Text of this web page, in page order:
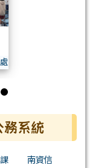
動
學年度特約托育機
務系統
南資信